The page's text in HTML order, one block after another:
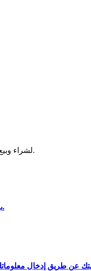
لشراء وبيع العملات المشفرة في أكثر بورصة آمنة.
قم بالتسجيل في Bitrue باستخدام عنوان بريدك الإلكتروني.